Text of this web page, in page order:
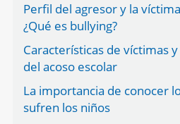
Perfil del agresor y la
¿Qué es bullying?
Características de víctimas
del acoso escolar
La importancia de conocer
sufren los niños